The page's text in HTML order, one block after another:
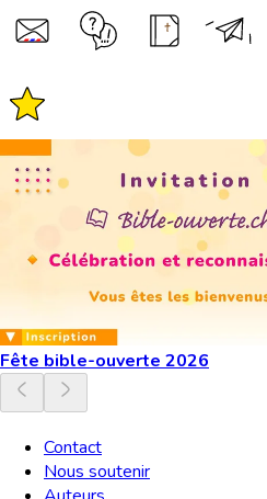
Fête bible-ouverte 2026
Contact
Nous soutenir